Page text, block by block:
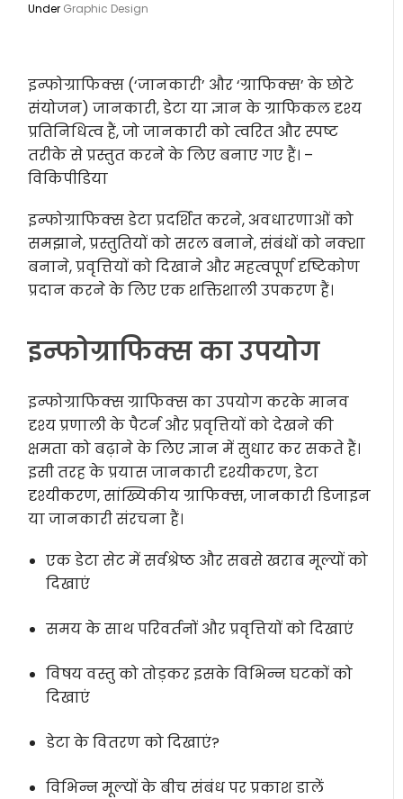
Under Graphic Design
इन्फोग्राफिक्स (‘जानकारी’ और ‘ग्राफिक्स’ के छोटे
संयोजन) जानकारी, डेटा या ज्ञान के ग्राफिकल दृश्य
प्रतिनिधित्व हैं, जो जानकारी को त्वरित और स्पष्ट
तरीके से प्रस्तुत करने के लिए बनाए गए हैं। –
विकिपीडिया
इन्फोग्राफिक्स डेटा प्रदर्शित करने, अवधारणाओं को
समझाने, प्रस्तुतियों को सरल बनाने, संबंधों को नक्शा
बनाने, प्रवृत्तियों को दिखाने और महत्वपूर्ण दृष्टिकोण
प्रदान करने के लिए एक शक्तिशाली उपकरण हैं।
इन्फोग्राफिक्स का उपयोग
इन्फोग्राफिक्स ग्राफिक्स का उपयोग करके मानव
दृश्य प्रणाली के पैटर्न और प्रवृत्तियों को देखने की
क्षमता को बढ़ाने के लिए ज्ञान में सुधार कर सकते हैं।
इसी तरह के प्रयास जानकारी दृश्यीकरण, डेटा
दृश्यीकरण, सांख्यिकीय ग्राफिक्स, जानकारी डिजाइन
या जानकारी संरचना हैं।
एक डेटा सेट में सर्वश्रेष्ठ और सबसे खराब मूल्यों को
दिखाएं
समय के साथ परिवर्तनों और प्रवृत्तियों को दिखाएं
विषय वस्तु को तोड़कर इसके विभिन्न घटकों को
दिखाएं
डेटा के वितरण को दिखाएं?
विभिन्न मूल्यों के बीच संबंध पर प्रकाश डालें